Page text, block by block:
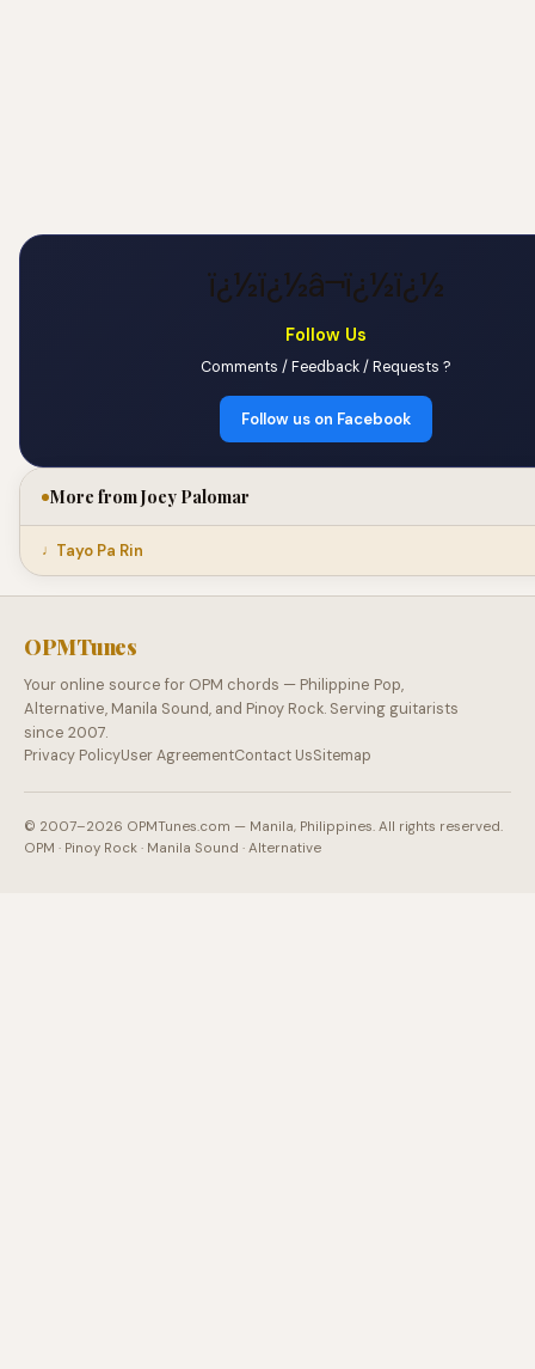
ï¿½ï¿½â¬ï¿½ï¿½
Follow Us
Comments / Feedback / Requests ?
Follow us on Facebook
More from Joey Palomar
Tayo Pa Rin
OPMTunes
Your online source for OPM chords — Philippine Pop,
Alternative, Manila Sound, and Pinoy Rock. Serving guitarists
since 2007.
Privacy PolicyUser AgreementContact UsSitemap
© 2007–2026 OPMTunes.com — Manila, Philippines. All rights reserved.
OPM · Pinoy Rock · Manila Sound · Alternative